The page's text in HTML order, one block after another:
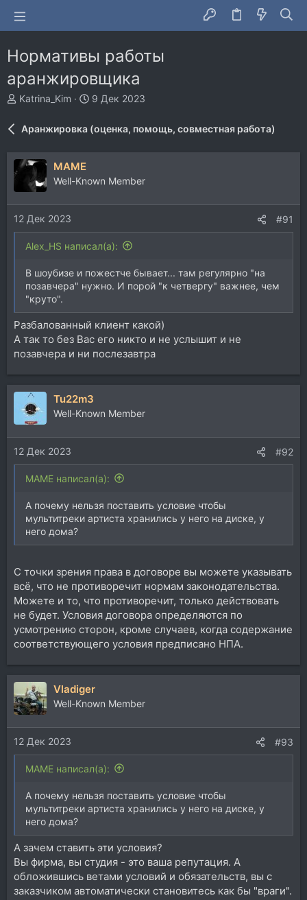
Нормативы работы
аранжировщика
А
р
т
Katrina_Kim
Д
т
а
н
9 Дек 2023
Аранжировка (оценка, помощь, совместная работа)
MAME
Well-Known Member
12 Дек 2023 #91
Alex_HS написал(а):
В шоубизе и пожестче бывает... там регулярно "на
позавчера" нужно. И порой "к четвергу" важнее, чем
"круто".
Разбалованный клиент какой)
А так то без Вас его никто и не услышит и не
позавчера и ни послезавтра
Tu22m3
Well-Known Member
12 Дек 2023 #92
MAME написал(а):
А почему нельзя поставить условие чтобы
мультитреки артиста хранились у него на диске, у
него дома?
С точки зрения права в договоре вы можете указывать
всё, что не противоречит нормам законодательства.
Можете и то, что противоречит, только действовать
не будет. Условия договора определяются по
усмотрению сторон, кроме случаев, когда содержание
соответствующего условия предписано НПА.
Vladiger
Well-Known Member
12 Дек 2023 #93
MAME написал(а):
А почему нельзя поставить условие чтобы
мультитреки артиста хранились у него на диске, у
него дома?
А зачем ставить эти условия?
Вы фирма, вы студия - это ваша репутация. А
обложившись ветами условий и обязательств, вы с
заказчиком автоматически становитесь как бы "враги".